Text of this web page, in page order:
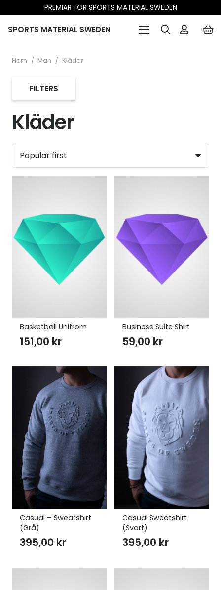
PREMIÄR FÖR SPORTS MATERIAL SWEDEN
SPORTS MATERIAL SWEDEN
Hem / Man / Kläder
Kläder
Basketball Unifrom
151,00 kr
Business Suite Shirt
59,00 kr
Casual – Sweatshirt
(Grå)
395,00 kr
Casual Sweatshirt
(Svart)
395,00 kr
FILTERS